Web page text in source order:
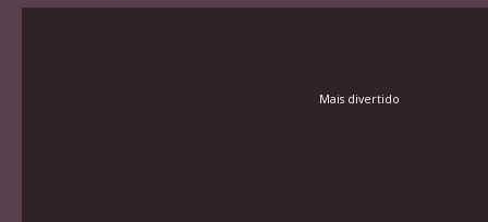
Mais divertido